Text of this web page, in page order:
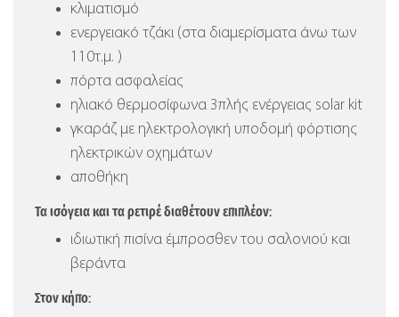
κλιματισμό
ενεργειακό τζάκι (στα διαμερίσματα άνω των
110τ.μ. )
πόρτα ασφαλείας
ηλιακό θερμοσίφωνα 3πλής ενέργειας solar kit
γκαράζ με ηλεκτρολογική υποδομή φόρτισης
ηλεκτρικών οχημάτων
αποθήκη
Τα ισόγεια και τα ρετιρέ διαθέτουν επιπλέον:
ιδιωτική πισίνα έμπροσθεν του σαλονιού και
βεράντα
Στον κήπο: